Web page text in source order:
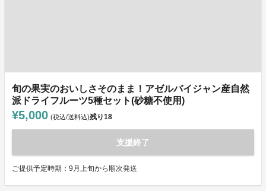
旬の果実のおいしさそのまま！アゼルバイジャン産自然
派ドライフルーツ5種セット(砂糖不使用)
¥5,000 (税込/送料込)残り18
支援終了
ご提供予定時期：9月上旬から順次発送